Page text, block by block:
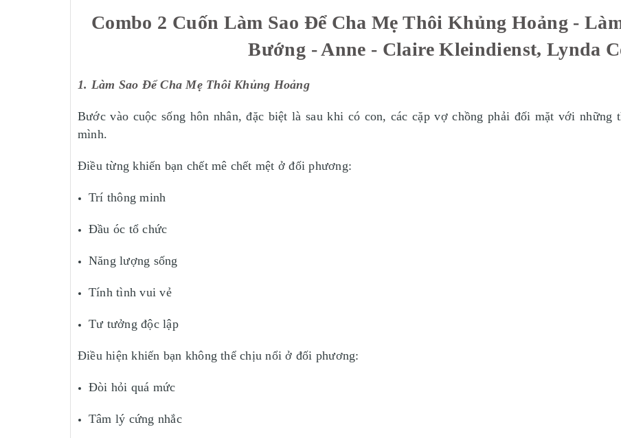
Combo 2 Cuốn Làm Sao Để Cha Mẹ Thôi Khủng Hoảng -
Bướng - Anne - Claire Kleindienst, Lynda
1. Làm Sao Để Cha Mẹ Thôi Khủng Hoảng
Bước vào cuộc sống hôn nhân, đặc biệt là sau khi có con, các cặp vợ chồng phải đối mặt với
mình.
Điều từng khiến bạn chết mê chết mệt ở đối phương:
Trí thông minh
Đầu óc tổ chức
Năng lượng sống
Tính tình vui vẻ
Tư tưởng độc lập
Điều hiện khiến bạn không thể chịu nổi ở đối phương:
Đòi hỏi quá mức
Tâm lý cứng nhắc